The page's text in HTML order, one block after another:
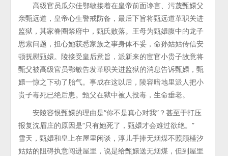
高级官员瓜尔佳鄂敏接着在皇帝前面谗言、污蔑甄嬛父
亲甄远道，皇帝心生警戒防备，最后下旨将甄远道革职关进
监狱，其家眷圈禁府中，甄氏败落。王母为甄嬛腹中的龙子
思索问题，担心她获悉家族之事身体不妥，命孙姑姑传信安
顿抚慰甄嬛。陵接受皇后意旨，派新来的宦官小贵子故意将
甄父被高级官员鄂敏告发革职关进监狱的消息告诉甄嬛，甄
嬛一惊之下动了胎气。事成在这以后，陵容暗地里派人把小
贵子毒死已绝后患。甄父在狱中被人投毒，生命垂老。
安陵容恨甄嬛的理由是“你不是真心对我”？甚至于打压
报复沈眉庄的原因是“只有她死了，甄嬛才会难过欲绝。”
雪天，甄嬛和皇上在屋里闲谈，淳儿手捧无烟煤不照顾槿汐
姑姑的阻碍执意闯进屋里，说是给甄嬛送无烟煤，但到屋里